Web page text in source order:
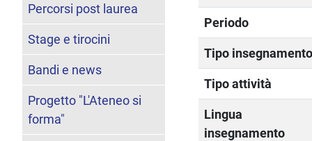
Periodo
Tipo insegnamento
Tipo attività
Lingua
insegnamento
Percorsi post laurea
Stage e tirocini
Bandi e news
Progetto "L'Ateneo si
forma"